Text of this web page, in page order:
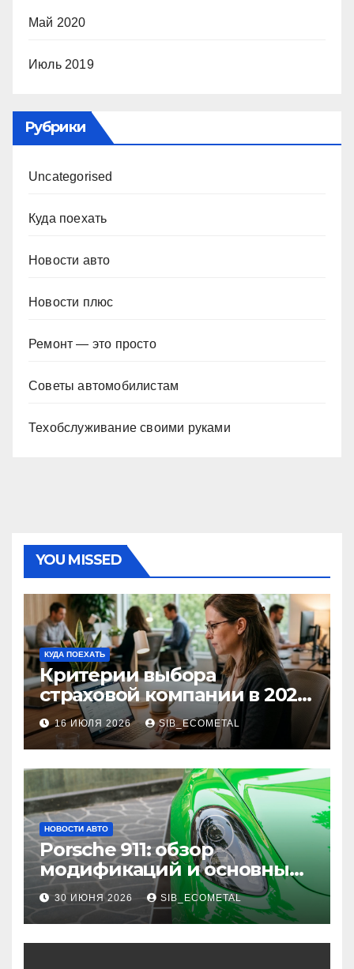
Май 2020
Июль 2019
Рубрики
Uncategorised
Куда поехать
Новости авто
Новости плюс
Ремонт — это просто
Советы автомобилистам
Техобслуживание своими руками
YOU MISSED
КУДА ПОЕХАТЬ
Критерии выбора
страховой компании в 2026
году: надежность и
реальные отзывы о
выплатах
16 ИЮЛЯ 2026 SIB_ECOMETAL
НОВОСТИ АВТО
Porsche 911: обзор
модификаций и основные
характеристики
30 ИЮНЯ 2026 SIB_ECOMETAL